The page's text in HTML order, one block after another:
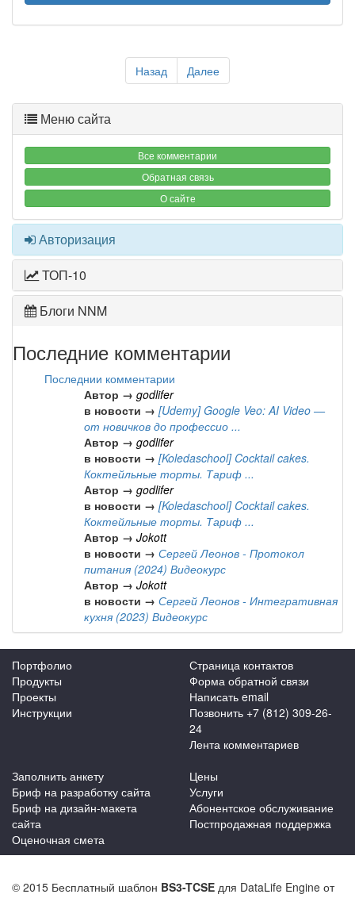
Назад Далее
Меню сайта
Все комментарии
Обратная связь
О сайте
Авторизация
ТОП-10
Блоги NNM
Последние комментарии
Последнии комментарии
Автор → godlifer
в новости → [Udemy] Google Veo: AI Video —
от новичков до профессио ...
Автор → godlifer
в новости → [Koledaschool] Cocktail cakes.
Коктейльные торты. Тариф ...
Автор → godlifer
в новости → [Koledaschool] Cocktail cakes.
Коктейльные торты. Тариф ...
Автор → Jokott
в новости → Сергей Леонов - Протокол
питания (2024) Видеокурс
Автор → Jokott
в новости → Сергей Леонов - Интегративная
кухня (2023) Видеокурс
Портфолио
Продукты
Проекты
Инструкции
Страница контактов
Форма обратной связи
Написать email
Позвонить +7 (812) 309-26-
24
Лента комментариев
Заполнить анкету
Бриф на разработку сайта
Бриф на дизайн-макета
сайта
Оценочная смета
Цены
Услуги
Абонентское обслуживание
Постпродажная поддержка
© 2015 Бесплатный шаблон BS3-TCSE для DataLife Engine от